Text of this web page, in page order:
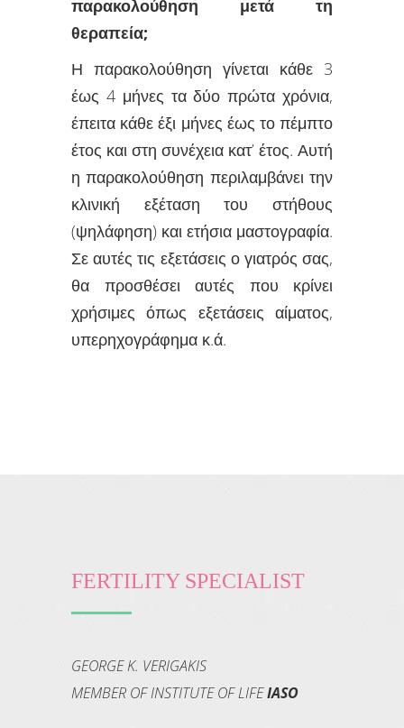
παρακολούθηση μετά τη
θεραπεία;
Η παρακολούθηση γίνεται κάθε 3
έως 4 μήνες τα δύο πρώτα χρόνια,
έπειτα κάθε έξι μήνες έως το πέμπτο
έτος και στη συνέχεια κατ’ έτος. Αυτή
η παρακολούθηση περιλαμβάνει την
κλινική εξέταση του στήθους
(ψηλάφηση) και ετήσια μαστογραφία.
Σε αυτές τις εξετάσεις ο γιατρός σας,
θα προσθέσει αυτές που κρίνει
χρήσιμες όπως εξετάσεις αίματος,
υπερηχογράφημα κ.ά.
FERTILITY SPECIALIST
GEORGE K. VERIGAKIS
MEMBER OF INSTITUTE OF LIFEIASO